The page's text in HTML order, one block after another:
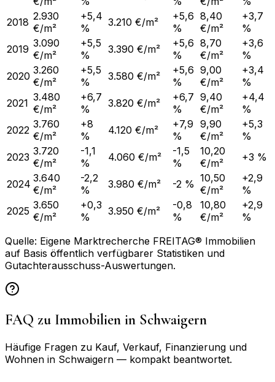
2018 2.930
€/m²
+5,4
%
3.210 €/m²
+5,6
%
8,40
€/m²
+3,7
%
2019 3.090
€/m²
+5,5
%
3.390 €/m²
+5,6
%
8,70
€/m²
+3,6
%
2020 3.260
€/m²
+5,5
%
3.580 €/m²
+5,6
%
9,00
€/m²
+3,4
%
2021 3.480
€/m²
+6,7
%
3.820 €/m²
+6,7
%
9,40
€/m²
+4,4
%
2022 3.760
€/m²
+8
%
4.120 €/m²
+7,9
%
9,90
€/m²
+5,3
%
2023 3.720
€/m²
-1,1
%
4.060 €/m²
-1,5
%
10,20
€/m²
+3 %
2024 3.640
€/m²
-2,2
%
3.980 €/m² -2 % 10,50
€/m²
+2,9
%
2025 3.650
€/m²
+0,3
%
3.950 €/m²
-0,8
%
10,80
€/m²
+2,9
%
Quelle: Eigene Marktrecherche FREITAG® Immobilien
auf Basis öffentlich verfügbarer Statistiken und
Gutachterausschuss-Auswertungen.
FAQ zu Immobilien in Schwaigern
Häufige Fragen zu Kauf, Verkauf, Finanzierung und
Wohnen in Schwaigern — kompakt beantwortet.